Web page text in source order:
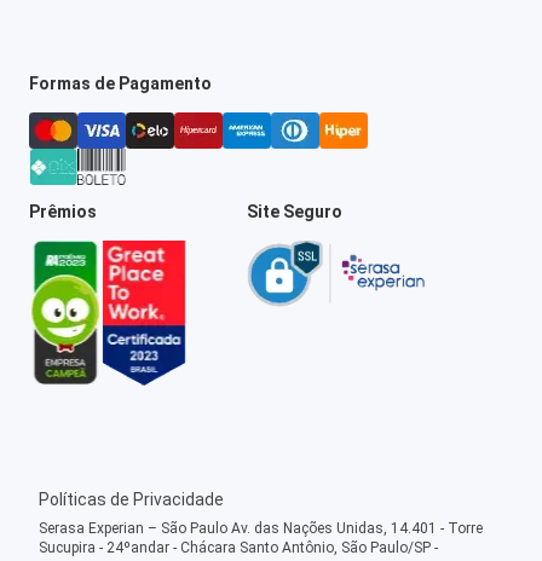
Formas de Pagamento
Prêmios Site Seguro
Políticas de Privacidade
Serasa Experian – São Paulo Av. das Nações Unidas, 14.401 - Torre
Sucupira - 24ºandar - Chácara Santo Antônio, São Paulo/SP -